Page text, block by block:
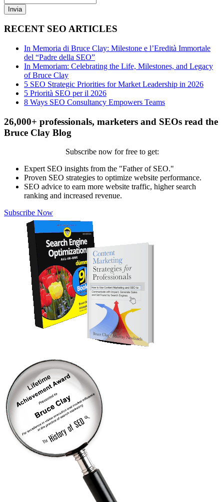
RECENT SEO ARTICLES
In Memoria di Bruce Clay: Milestone e l’Eredità Immortale
del “Padre della SEO”
In Memoriam: Celebrating the Life, Milestones, and Legacy
of Bruce Clay
5 SEO Strategic Priorities for Market Leadership in 2026
5 Priorità SEO per il 2026
8 Ways SEO Consultancy Empowers Teams
26,000+ professionals, marketers and SEOs read the
Bruce Clay Blog
Subscribe now for free to get:
Expert SEO insights from the "Father of SEO."
Proven SEO strategies to optimize website performance.
SEO advice to earn more website traffic, higher search
ranking and increased revenue.
Subscribe Now